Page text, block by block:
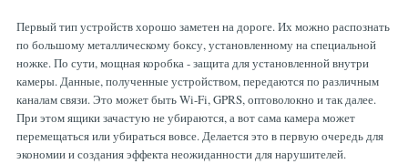
Первый тип устройств хорошо заметен на дороге. Их можно распознать
по большому металлическому боксу, установленному на специальной
ножке. По сути, мощная коробка - защита для установленной внутри
камеры. Данные, полученные устройством, передаются по различным
каналам связи. Это может быть Wi-Fi, GPRS, оптоволокно и так далее.
При этом ящики зачастую не убираются, а вот сама камера может
перемещаться или убираться вовсе. Делается это в первую очередь для
экономии и создания эффекта неожиданности для нарушителей.